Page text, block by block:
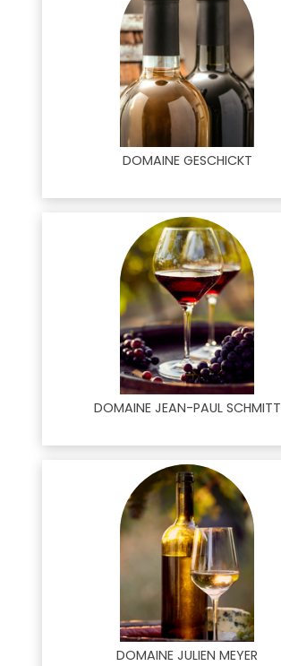
DOMAINE GESCHICKT
DOMAINE JEAN-PAUL SCHMITT
DOMAINE JULIEN MEYER